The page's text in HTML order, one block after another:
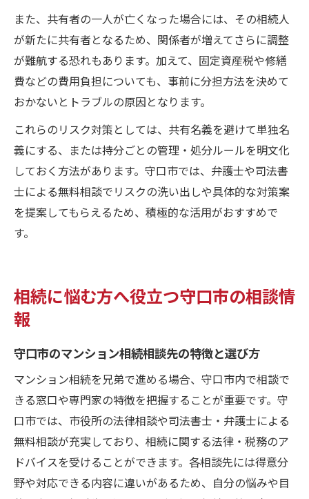
また、共有者の一人が亡くなった場合には、その相続人
が新たに共有者となるため、関係者が増えてさらに調整
が難航する恐れもあります。加えて、固定資産税や修繕
費などの費用負担についても、事前に分担方法を決めて
おかないとトラブルの原因となります。
これらのリスク対策としては、共有名義を避けて単独名
義にする、または持分ごとの管理・処分ルールを明文化
しておく方法があります。守口市では、弁護士や司法書
士による無料相談でリスクの洗い出しや具体的な対策案
を提案してもらえるため、積極的な活用がおすすめで
す。
相続に悩む方へ役立つ守口市の相談情
報
守口市のマンション相続相談先の特徴と選び方
マンション相続を兄弟で進める場合、守口市内で相談で
きる窓口や専門家の特徴を把握することが重要です。守
口市では、市役所の法律相談や司法書士・弁護士による
無料相談が充実しており、相続に関する法律・税務のア
ドバイスを受けることができます。各相談先には得意分
野や対応できる内容に違いがあるため、自分の悩みや目